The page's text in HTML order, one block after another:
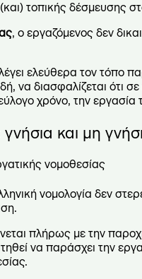
τοπικής δέσμευσης
, ο εργαζόμενος δεν
ελεύθερα τον τόπο
να διασφαλίζεται ότι
χρόνο, την
και μη
νομοθεσίας
νομολογία δεν
πλήρως με την
να παράσχει την